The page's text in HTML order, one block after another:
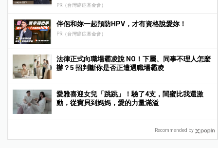
PR（台灣癌症基金會）
伴侶和妳一起預防HPV，才有資格說愛妳！
PR（台灣癌症基金會）
法律正式向職場霸凌說 NO！下屬、同事不理人怎麼
辦？5 招判斷你是否正遭遇職場霸凌
愛雅喜迎女兒「跳跳」！驗了4支，閨蜜比我還激
動，從寶貝到媽媽，愛的力量滿溢
Recommended by